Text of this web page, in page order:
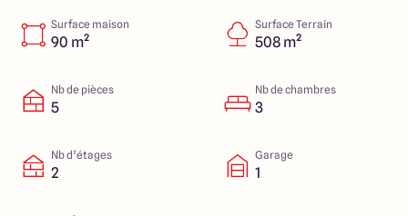
4.9
Surface maison
90 m²
Surface Terrain
508 m²
Nb de pièces
5
Nb de chambres
3
Nb d’étages
2
Garage
1